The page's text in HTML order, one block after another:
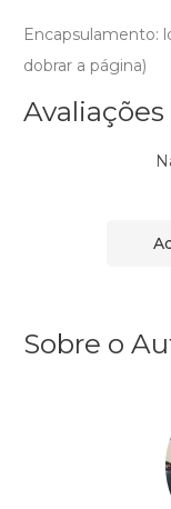
Encapsulamento:
dobrar a página)
Avaliações
Sobre o